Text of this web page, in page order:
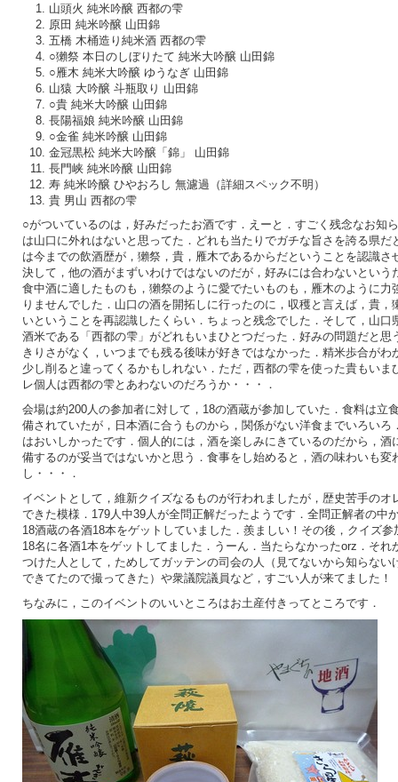
山頭火 純米吟醸 西都の雫
原田 純米吟醸 山田錦
五橋 木桶造り純米酒 西都の雫
○獺祭 本日のしぼりたて 純米大吟醸 山田錦
○雁木 純米大吟醸 ゆうなぎ 山田錦
山猿 大吟醸 斗瓶取り 山田錦
○貴 純米大吟醸 山田錦
長陽福娘 純米吟醸 山田錦
○金雀 純米吟醸 山田錦
金冠黒松 純米大吟醸「錦」 山田錦
長門峡 純米吟醸 山田錦
寿 純米吟醸 ひやおろし 無濾過（詳細スペック不明）
貴 男山 西都の雫
○がついているのは，好みだったお酒です．えーと．すごく残念なお知
は山口に外れはないと思ってた．どれも当たりでガチな旨さを誇る県だ
は今までの飲酒歴が，獺祭，貴，雁木であるからだということを認識さ
決して，他の酒がまずいわけではないのだが，好みには合わないという
食中酒に適したものも，獺祭のように愛でたいものも，雁木のように力
りませんでした．山口の酒を開拓しに行ったのに，収穫と言えば，貴，
いということを再認識したくらい．ちょっと残念でした．そして，山口
酒米である「西都の雫」がどれもいまひとつだった．好みの問題だと思
きりさがなく，いつまでも残る後味が好きではなかった．精米歩合がわ
少し削ると違ってくるかもしれない．ただ，西都の雫を使った貴もいま
レ個人は西都の雫とあわないのだろうか・・・．
会場は約200人の参加者に対して，18の酒蔵が参加していた．食料は立
備されていたが，日本酒に合うものから，関係がない洋食までいろいろ
はおいしかったです．個人的には，酒を楽しみにきているのだから，酒
備するのが妥当ではないかと思う．食事をし始めると，酒の味わいも変
し・・・．
イベントとして，維新クイズなるものが行われましたが，歴史苦手のオ
できた模様．179人中39人が全問正解だったようです．全問正解者の中
18酒蔵の各酒18本をゲットしていました．羨ましい！その後，クイズ参
18名に各酒1本をゲットしてました．うーん．当たらなかったorz．それ
つけた人として，ためしてガッテンの司会の人（見てないから知らない
できてたので撮ってきた）や衆議院議員など，すごい人が来てました！
ちなみに，このイベントのいいところはお土産付きってところです．